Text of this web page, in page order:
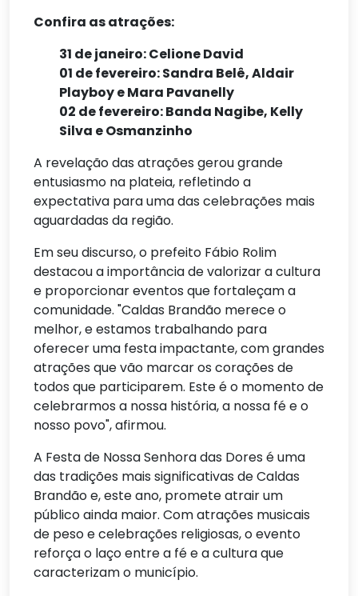
Confira as atrações:
31 de janeiro: Celione David
01 de fevereiro: Sandra Belê, Aldair
Playboy e Mara Pavanelly
02 de fevereiro: Banda Nagibe, Kelly
Silva e Osmanzinho
A revelação das atrações gerou grande
entusiasmo na plateia, refletindo a
expectativa para uma das celebrações mais
aguardadas da região.
Em seu discurso, o prefeito Fábio Rolim
destacou a importância de valorizar a cultura
e proporcionar eventos que fortaleçam a
comunidade. "Caldas Brandão merece o
melhor, e estamos trabalhando para
oferecer uma festa impactante, com grandes
atrações que vão marcar os corações de
todos que participarem. Este é o momento de
celebrarmos a nossa história, a nossa fé e o
nosso povo", afirmou.
A Festa de Nossa Senhora das Dores é uma
das tradições mais significativas de Caldas
Brandão e, este ano, promete atrair um
público ainda maior. Com atrações musicais
de peso e celebrações religiosas, o evento
reforça o laço entre a fé e a cultura que
caracterizam o município.